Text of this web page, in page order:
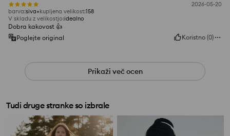
2026-05-20
barva:siva kupljena velikost:158
V skladu z velikostjo:idealno
Dobra kakovost 👍️
Poglejte original
Koristno (0)
Prikaži več ocen
Tudi druge stranke so izbrale